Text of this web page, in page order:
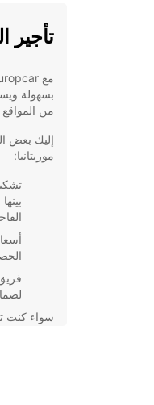
تأجير
من المواقع
موريتانيا:
سواء كنت